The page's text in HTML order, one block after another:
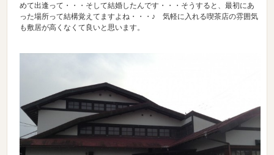
めて出逢って・・・そして結婚したんです・・・そうすると、最初にあ
った場所って結構覚えてますよね・・・♪ 気軽に入れる喫茶店の雰囲気
も敷居が高くなくて良いと思います。